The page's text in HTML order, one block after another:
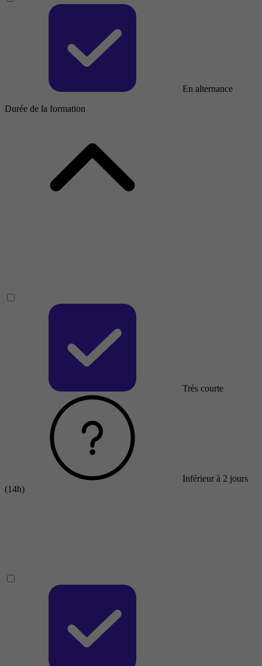
En alternance
Durée de la formation
Très courte
Inférieur à 2 jours
(14h)